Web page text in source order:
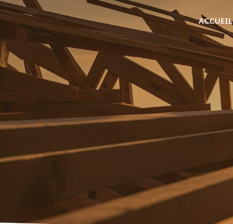
ACCUEIL
Panneau de gestion des cookies